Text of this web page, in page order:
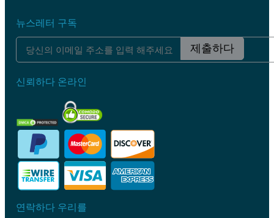
뉴스레터 구독
제출하다
신뢰하다 온라인
연락하다 우리를